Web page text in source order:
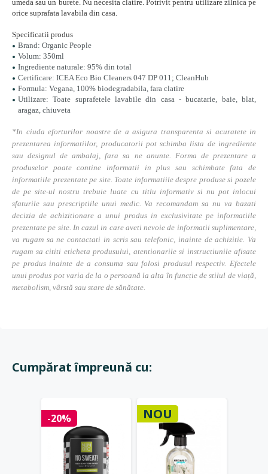
umeda sau un burete. Nu necesita clatire. Potrivit pentru utilizare zilnica pe
orice suprafata lavabila din casa.
Specificatii produs
Brand: Organic People
Volum: 350ml
Ingrediente naturale: 95% din total
Certificare: ICEA Eco Bio Cleaners 047 DP 011; CleanHub
Formula: Vegana, 100% biodegradabila, fara clatire
Utilizare: Toate suprafetele lavabile din casa - bucatarie, baie, blat,
aragaz, chiuveta
*In ciuda eforturilor noastre de a asigura transparenta si acuratete in
prezentarea informatiilor, producatorii pot schimba lista de ingrediente
sau designul de ambalaj, fara sa ne anunte. Forma de prezentare a
produselor poate contine informatii in plus sau schimbate fata de
informatiile prezentate pe site. Toate informatiile despre produse si pozele
de pe site-ul nostru trebuie luate cu titlu informativ si nu pot inlocui
sfaturile sau prescriptiile unui medic. Va recomandam sa nu va bazati
decizia de achizitionare a unui produs in exclusivitate pe informatiile
prezentate pe site. In cazul in care aveti nevoie de informatii suplimentare,
va rugam sa ne contactati in scris sau telefonic, inainte de achizitie. Va
rugam sa cititi eticheta produsului, atentionarile si instructiunile afisate
pe produs inainte de a consuma sau folosi produsul respectiv. Efectele
unui produs pot varia de la o persoană la alta în funcție de stilul de viață,
metabolism, vârstă sau stare de sănătate.
Cumpărat împreună cu:
-20% NOU